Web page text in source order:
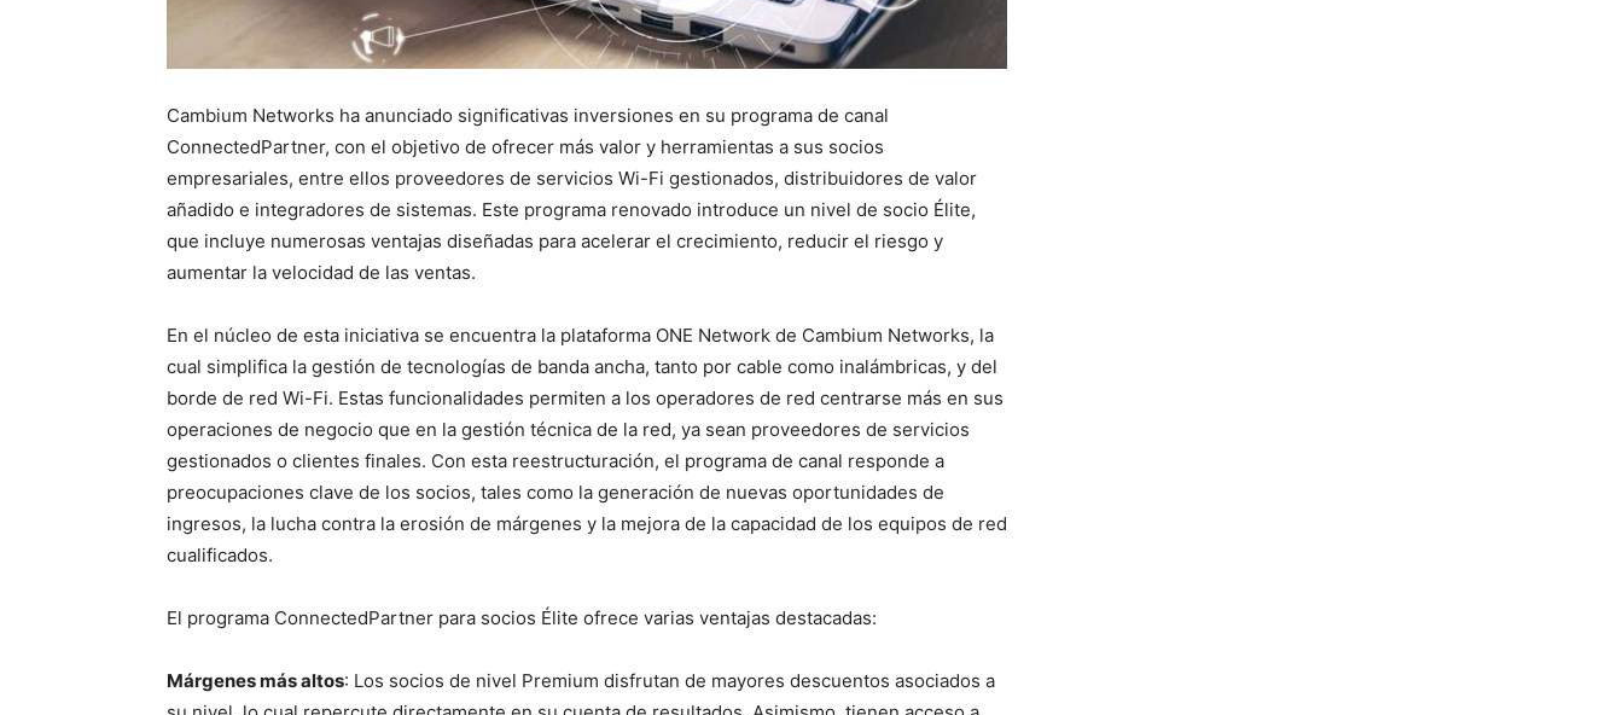
Cambium Networks ha anunciado significativas inversiones en su programa de canal
ConnectedPartner, con el objetivo de ofrecer más valor y herramientas a sus socios
empresariales, entre ellos proveedores de servicios Wi-Fi gestionados, distribuidores de valor
añadido e integradores de sistemas. Este programa renovado introduce un nivel de socio Élite,
que incluye numerosas ventajas diseñadas para acelerar el crecimiento, reducir el riesgo y
aumentar la velocidad de las ventas.
En el núcleo de esta iniciativa se encuentra la plataforma ONE Network de Cambium Networks, la
cual simplifica la gestión de tecnologías de banda ancha, tanto por cable como inalámbricas, y del
borde de red Wi-Fi. Estas funcionalidades permiten a los operadores de red centrarse más en sus
operaciones de negocio que en la gestión técnica de la red, ya sean proveedores de servicios
gestionados o clientes finales. Con esta reestructuración, el programa de canal responde a
preocupaciones clave de los socios, tales como la generación de nuevas oportunidades de
ingresos, la lucha contra la erosión de márgenes y la mejora de la capacidad de los equipos de red
cualificados.
El programa ConnectedPartner para socios Élite ofrece varias ventajas destacadas:
Márgenes más altos: Los socios de nivel Premium disfrutan de mayores descuentos asociados a